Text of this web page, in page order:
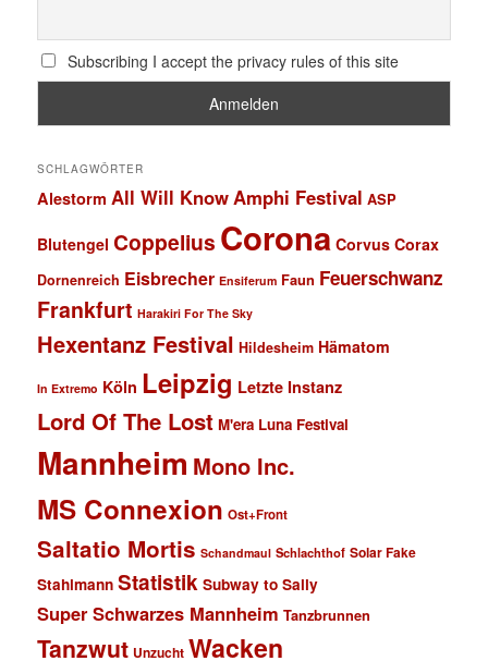
Subscribing I accept the privacy rules of this site
SCHLAGWÖRTER
Alestorm All Will KnowAmphi Festival ASP
Blutengel Coppelius Corona Corvus Corax
Dornenreich Eisbrecher Ensiferum Faun Feuerschwanz
Frankfurt Harakiri For The Sky
Hexentanz Festival Hildesheim Hämatom
In Extremo Köln Leipzig Letzte Instanz
Lord Of The Lost M'era Luna Festival
Mannheim Mono Inc.
MS Connexion Ost+Front
Saltatio Mortis Schandmaul Schlachthof Solar Fake
Stahlmann Statistik Subway to Sally
Super Schwarzes Mannheim Tanzbrunnen
Tanzwut Unzucht Wacken